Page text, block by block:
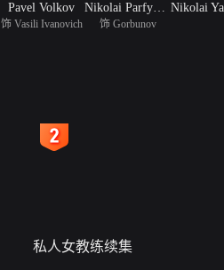
Pavel Volkov
饰 Vasili Ivanovich
Nikolai Parfyonov
饰 Gorbunov
私人女教练续集